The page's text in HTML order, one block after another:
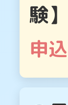
験】
申